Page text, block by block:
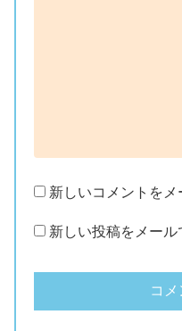
新しいコメントを
新しい投稿をメール